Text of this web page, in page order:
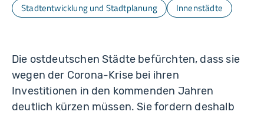
Stadtentwicklung und Stadtplanung
Innenstädte
Die ostdeutschen Städte befürchten, dass sie
wegen der Corona-Krise bei ihren
Investitionen in den kommenden Jahren
deutlich kürzen müssen. Sie fordern deshalb